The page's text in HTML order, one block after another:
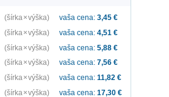
(šírka × výška) vaša cena: 3,45 €
(šírka × výška) vaša cena: 4,51 €
(šírka × výška) vaša cena: 5,88 €
(šírka × výška) vaša cena: 7,56 €
(šírka × výška) vaša cena: 11,82 €
(šírka × výška) vaša cena: 17,30 €